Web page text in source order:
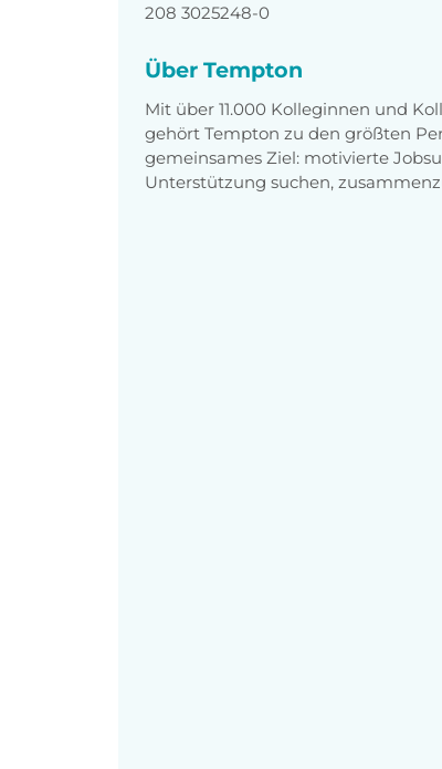
208 3025248-0
Über Tempton
Mit über 11.000 Kolleginnen und
gehört Tempton zu den größten
gemeinsames Ziel: motivierte
Unterstützung suchen,